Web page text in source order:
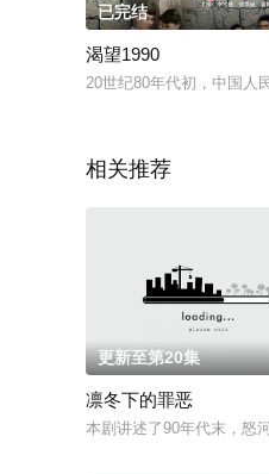
已完结
渴望1990
20世纪80年代初，中国人
相关推荐
更新至第20集
凛冬下的罪恶
本剧讲述了90年代末，怒